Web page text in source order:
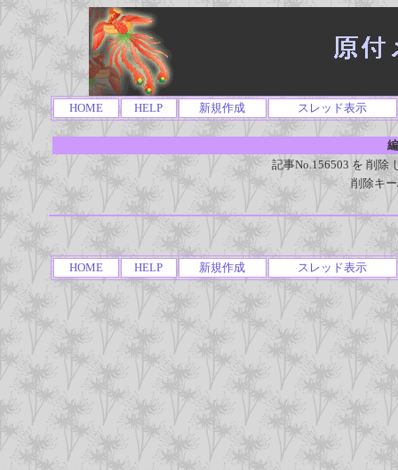
HOME HELP 新規作成 スレッド表示
記事No.156503 を 削除
削除キ
HOME HELP 新規作成 スレッド表示